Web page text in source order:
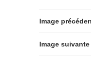
Image
Image suivante